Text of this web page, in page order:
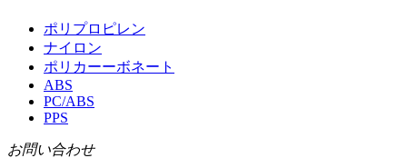
ポリプロピレン
ナイロン
ポリカーーボネート
ABS
PC/ABS
PPS
お問い合わせ